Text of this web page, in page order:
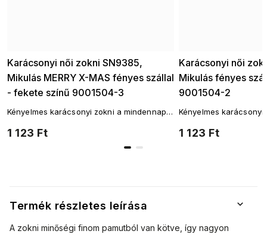
Termék részletes leírása
A zokni minőségi finom pamutból van kötve, így nagyon
Karácsonyi női zokni SN9385,
Mikulás MERRY X-MAS fényes szállal
- fekete színű 9001504-3
1 123 Ft
Kényelmes karácsonyi zokni a mindennapi
Karácsonyi női
Mikulás fényes
9001504-2
1 123 Ft
Kényelmes